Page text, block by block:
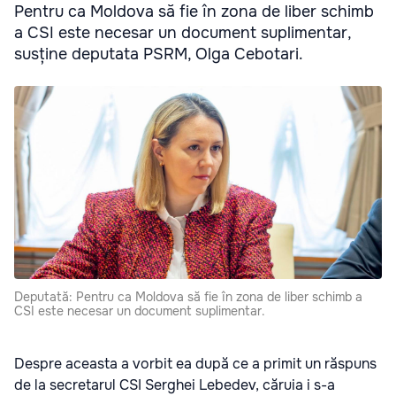
Pentru ca Moldova să fie în zona de liber schimb
a CSI este necesar un document suplimentar,
susține deputata PSRM, Olga Cebotari.
Deputată: Pentru ca Moldova să fie în zona de liber schimb a
CSI este necesar un document suplimentar.
Despre aceasta a vorbit ea după ce a primit un răspuns
de la secretarul CSI Serghei Lebedev, căruia i s-a